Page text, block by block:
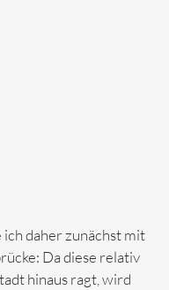
ich daher zunächst mit
Da diese relativ
hinaus ragt, wird